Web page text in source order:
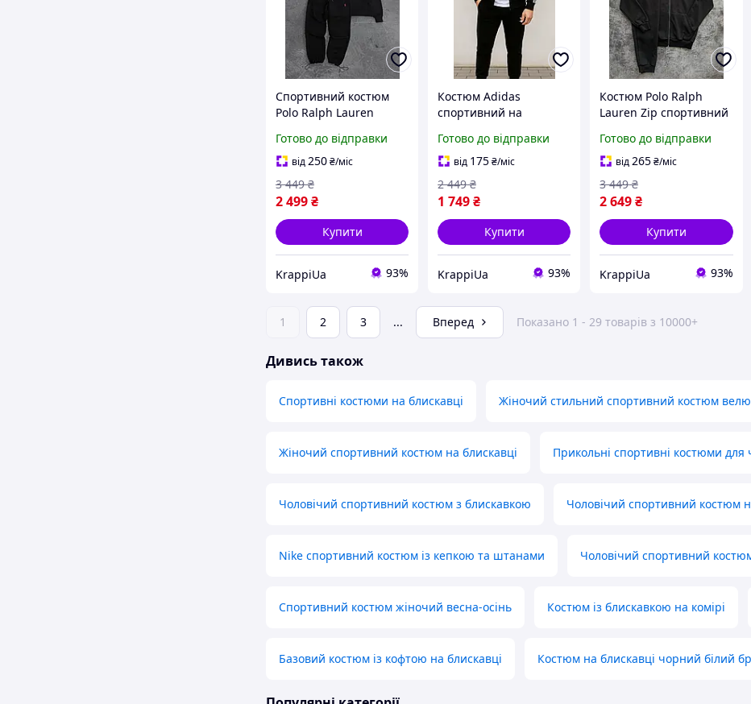
Спортивний костюм
Polo Ralph Lauren
осінній на блискавці
Поло Ральф Лорен
чорний
Готово до відправки
від250₴/міс
2 499₴
3 449 ₴
Купити
KrappiUa 93%
Костюм Adidas
спортивний на
весняний осінній
адідас чорний
Готово до відправки
від 175₴/міс
1 749₴
2 449 ₴
Купити
KrappiUa 93%
Костюм Polo Ralph
Lauren Zip спортивний
осінній на блискавці
чорний
Готово до відправки
від265₴/міс
2 649₴
3 449 ₴
Купити
KrappiUa 93%
1 2 3 ... Вперед Показано 1 - 29 товарів з 10000+
Дивись також
Спортивні костюми на блискавці Жіночий стильний спортивний костюм
Жіночий спортивний костюм на блискавці Прикольні спортивні костюми для
Чоловічий спортивний костюм з блискавкою Чоловічий спортивний костюм
Nike спортивний костюм із кепкою та штанами Чоловічий спортивний
Спортивний костюм жіночий весна-осінь Костюм із блискавкою на комірі
Базовий костюм із кофтою на блискавці Костюм на блискавці чорний білий